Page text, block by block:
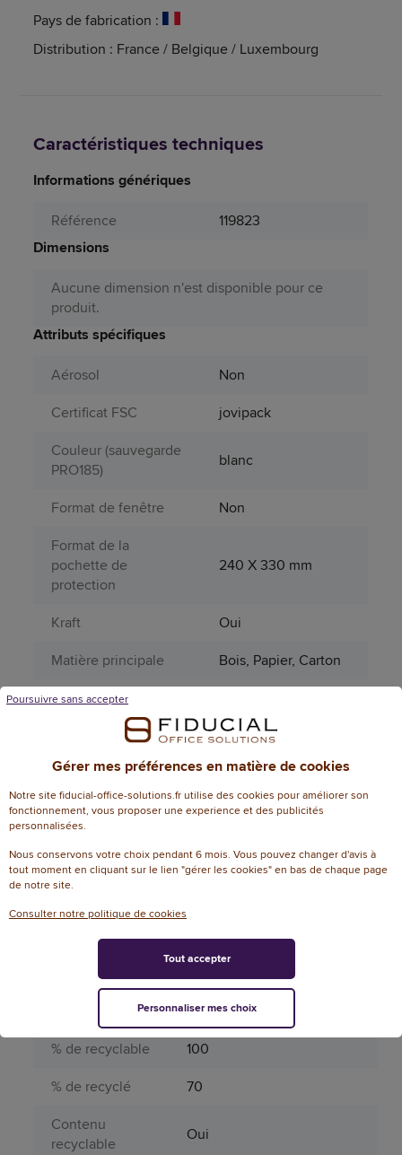
Pays de fabrication :
Distribution : France / Belgique / Luxembourg
Caractéristiques techniques
Informations génériques
Référence
119823
Dimensions
Aucune dimension n'est disponible pour ce
produit.
Attributs spécifiques
Aérosol
Non
Certificat FSC
jovipack
Couleur (sauvegarde
PRO185)
blanc
Format de fenêtre
Non
Format de la
pochette de
protection
240 X 330 mm
Kraft
Oui
Matière principale
Bois, Papier, Carton
Page catalogue
Produit dangereux
Non
Périssable
Soufflet
Non
Taille du soufflet
Type de fermeture
Bande siliconée
Type de format
G
Informations environnementales
% de recyclable
100
% de recyclé
70
Contenu
recyclable
Oui
Gérer mes préférences en matière de cookies
Notre site fiducial-office-solutions.fr utilise des cookies pour améliorer son
fonctionnement, vous proposer une experience et des publicités
personnalisées.
Nous conservons votre choix pendant 6 mois. Vous pouvez changer d'avis à
tout moment en cliquant sur le lien "gérer les cookies" en bas de chaque page
de notre site.
Consulter notre politique de cookies
Poursuivre sans accepter
Personnaliser mes choix
Tout accepter